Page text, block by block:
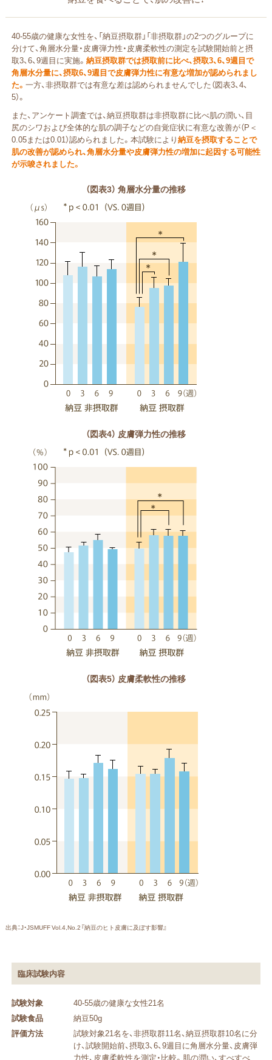
40-55歳の健康な女性を、「納豆摂取群」「非摂取群」の2つのグループに
分けて、角層水分量・皮膚弾力性・皮膚柔軟性の測定を試験開始前と摂
取3、6、9週目に実施。 納豆摂取群では摂取前に比べ、摂取3、6、9週目で
角層水分量に、摂取6、9週目で皮膚弾力性に有意な増加が認められまし
た。 一方、非摂取群では有意な差は認められませんでした（図表3、4、
5）。
また、アンケート調査では、納豆摂取群は非摂取群に比べ肌の潤い、目
尻のシワおよび全体的な肌の調子などの自覚症状に有意な改善が（P＜
0.05または0.01）認められました。本試験により納豆を摂取することで
肌の改善が認められ、角層水分量や皮膚弾力性の増加に起因する可能性
が示唆されました。
（図表3） 角層水分量の推移
（図表4） 皮膚弾力性の推移
（図表5） 皮膚柔軟性の推移
出典：J・JSMUFF Vol.4,No.2『納豆のヒト皮膚に及ぼす影響』
臨床試験内容
試験対象
40-55歳の健康な女性21名
試験食品
納豆50g
評価方法
試験対象21名を、非摂取群11名、納豆摂取群10名に分
け、試験開始前、摂取3、6、9週目に角層水分量、皮膚弾
力性、皮膚柔軟性を測定・比較。肌の潤い、すべすべ